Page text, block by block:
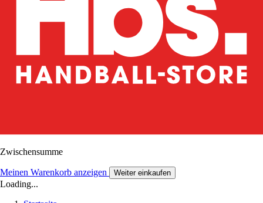
Zwischensumme
Meinen Warenkorb anzeigen Weiter einkaufen
Loading...